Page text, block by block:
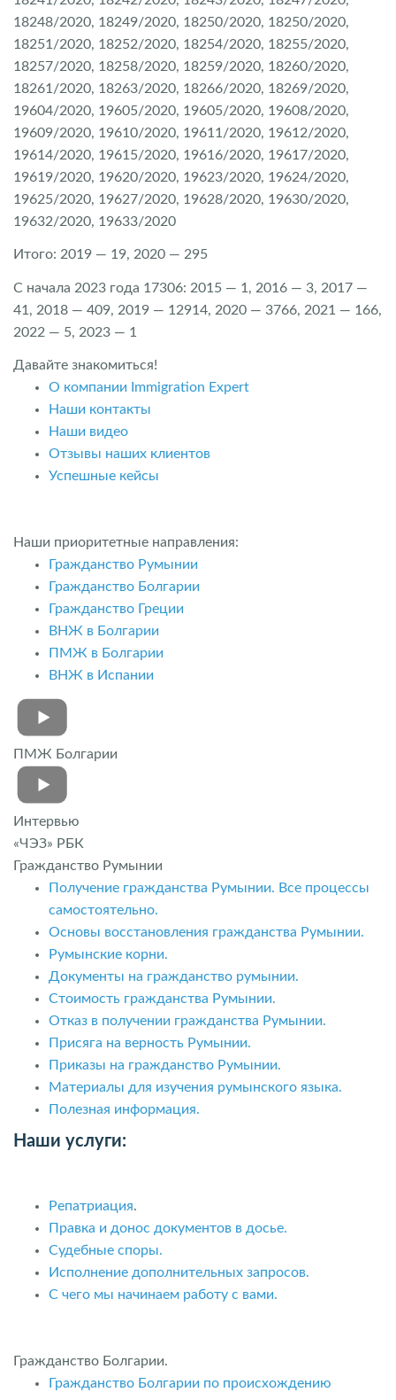
18248/2020, 18249/2020, 18250/2020, 18250/2020,
18251/2020, 18252/2020, 18254/2020, 18255/2020,
18257/2020, 18258/2020, 18259/2020, 18260/2020,
18261/2020, 18263/2020, 18266/2020, 18269/2020,
19604/2020, 19605/2020, 19605/2020, 19608/2020,
19609/2020, 19610/2020, 19611/2020, 19612/2020,
19614/2020, 19615/2020, 19616/2020, 19617/2020,
19619/2020, 19620/2020, 19623/2020, 19624/2020,
19625/2020, 19627/2020, 19628/2020, 19630/2020,
19632/2020, 19633/2020
Итого: 2019 — 19, 2020 — 295
С начала 2023 года 17306: 2015 — 1, 2016 — 3, 2017 —
41, 2018 — 409, 2019 — 12914, 2020 — 3766, 2021 — 166,
2022 — 5, 2023 — 1
Давайте знакомиться!
О компании Immigration Expert
Наши контакты
Наши видео
Отзывы наших клиентов
Успешные кейсы
Наши приоритетные направления:
Гражданство Румынии
Гражданство Болгарии
Гражданство Греции
ВНЖ в Болгарии
ПМЖ в Болгарии
ВНЖ в Испании
ПМЖ Болгарии
Интервью
«ЧЭЗ» РБК
Гражданство Румынии
Получение гражданства Румынии. Все процессы
самостоятельно.
Основы восстановления гражданства Румынии.
Румынские корни.
Документы на гражданство румынии.
Стоимость гражданства Румынии.
Отказ в получении гражданства Румынии.
Присяга на верность Румынии.
Приказы на гражданство Румынии.
Материалы для изучения румынского языка.
Полезная информация.
Наши услуги:
Репатриация.
Правка и донос документов в досье.
Судебные споры.
Исполнение дополнительных запросов.
С чего мы начинаем работу с вами.
Гражданство Болгарии.
Гражданство Болгарии по происхождению